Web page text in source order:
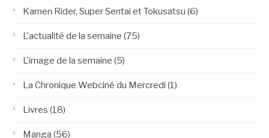
Kamen Rider, Super Sentai et Tokusatsu (6)
L'actualité de la semaine (75)
L'image de la semaine (5)
La Chronique Webciné du Mercredi (1)
Livres (18)
Manga (56)